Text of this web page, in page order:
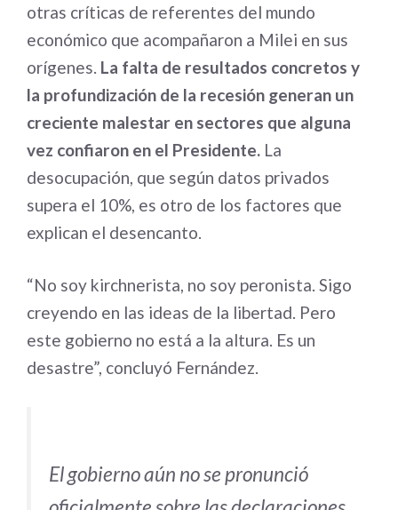
otras críticas de referentes del mundo
económico que acompañaron a Milei en sus
orígenes. La falta de resultados concretos y
la profundización de la recesión generan un
creciente malestar en sectores que alguna
vez confiaron en el Presidente. La
desocupación, que según datos privados
supera el 10%, es otro de los factores que
explican el desencanto.
“No soy kirchnerista, no soy peronista. Sigo
creyendo en las ideas de la libertad. Pero
este gobierno no está a la altura. Es un
desastre”, concluyó Fernández.
El gobierno aún no se pronunció